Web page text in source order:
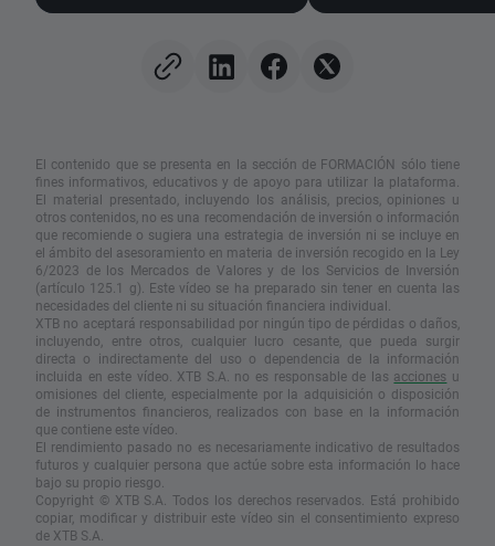
El contenido que se presenta en la sección de FORMACIÓN sólo tiene
fines informativos, educativos y de apoyo para utilizar la plataforma.
El material presentado, incluyendo los análisis, precios, opiniones u
otros contenidos, no es una recomendación de inversión o información
que recomiende o sugiera una estrategia de inversión ni se incluye en
el ámbito del asesoramiento en materia de inversión recogido en la Ley
6/2023 de los Mercados de Valores y de los Servicios de Inversión
(artículo 125.1 g). Este vídeo se ha preparado sin tener en cuenta las
necesidades del cliente ni su situación financiera individual.
XTB no aceptará responsabilidad por ningún tipo de pérdidas o daños,
incluyendo, entre otros, cualquier lucro cesante, que pueda surgir
directa o indirectamente del uso o dependencia de la información
incluida en este vídeo. XTB S.A. no es responsable de las acciones u
omisiones del cliente, especialmente por la adquisición o disposición
de instrumentos financieros, realizados con base en la información
que contiene este vídeo.
El rendimiento pasado no es necesariamente indicativo de resultados
futuros y cualquier persona que actúe sobre esta información lo hace
bajo su propio riesgo.
Copyright © XTB S.A. Todos los derechos reservados. Está prohibido
copiar, modificar y distribuir este vídeo sin el consentimiento expreso
de XTB S.A.